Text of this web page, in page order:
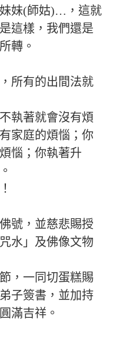
妹(師姑)…，這就
這樣，我們還是
轉。
所有的出間法就
執著就會沒有煩
家庭的煩惱；你
惱；你執著升
號，並慈悲賜授
水」及佛像文物
，一同切蛋糕賜
子簽書，並加持
滿吉祥。